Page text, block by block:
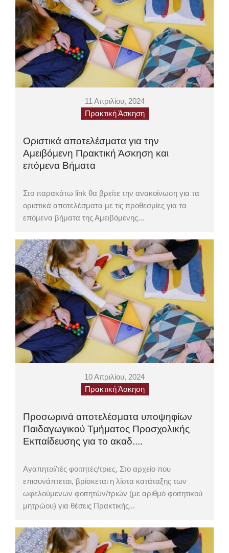
11 Απριλίου, 2024
Πρακτική Άσκηση
Οριστικά αποτελέσματα για την
Αμειβόμενη Πρακτική Άσκηση και
επόμενα Βήματα
Στο παρακάτω link θα βρείτε την ανακοίνωση για τα
οριστικά αποτελέσματα με τις προθεσμίες για τα
επόμενα βήματα της Αμειβόμενης...
10 Απριλίου, 2024
Πρακτική Άσκηση
Προσωρινά αποτελέσματα υποψηφίων
Παιδαγωγικού Τμήματος Προσχολικής
Εκπαίδευσης για το ακαδ....
Αγαπητοί/τές φοιτητές/τριες, Στο αρχείο που
επισυνάπτεται, βρίσκεται η λίστα κατάταξης των
ωφελούμενων φοιτητών/τριών (με αριθμό φοιτητικού
μητρώου) για θέσεις Πρακτικής...